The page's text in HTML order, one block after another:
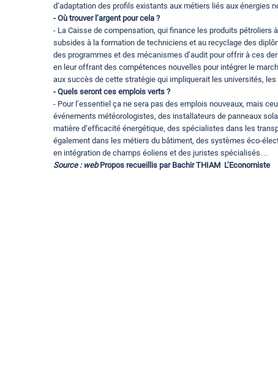
d’adaptation des profils existants aux métiers liés aux énergies
- Où trouver l’argent pour cela ?
- La Caisse de compensation, qui finance les produits pétroliers
subsides à la formation de techniciens et au recyclage des
des programmes et des mécanismes d’audit pour offrir à ces
en leur offrant des compétences nouvelles pour intégrer le
aux succès de cette stratégie qui impliquerait les universités,
- Quels seront ces emplois verts ?
- Pour l’essentiel ça ne sera pas des emplois nouveaux, mais
événements météorologistes, des installateurs de panneaux
matière d’efficacité énergétique, des spécialistes dans les
également dans les métiers du bâtiment, des systèmes éco-
en intégration de champs éoliens et des juristes spécialisés…
Source : webPropos recueillis par Bachir THIAM L’Economiste